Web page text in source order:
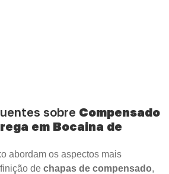
sobre Compensado
em Bocaina de
abordam os aspectos mais
de chapas de compensado,